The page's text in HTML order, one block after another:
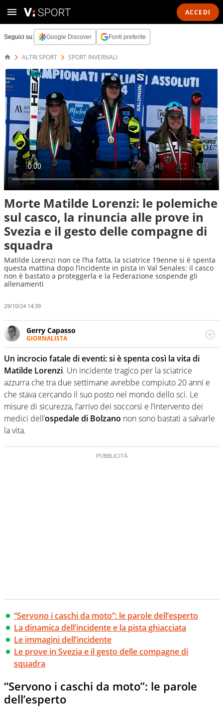
ACCEDI
Seguici su: Google Discover Fonti preferite
ALTRI SPORT SPORT INVERNALI
Morte Matilde Lorenzi: le polemiche
sul casco, la rinuncia alle prove in
Svezia e il gesto delle compagne di
squadra
Matilde Lorenzi non ce l’ha fatta, la sciatrice 19enne si è spenta
questa mattina dopo l’incidente in pista in Val Senales: il casco
non è bastato a proteggerla e la Federazione sospende gli
allenamenti
29/10/24 14:39
Gerry Capasso
GIORNALISTA
Per lui gli sport americani non hanno segreti: basket,
football, baseball e la capacità innata di trovare la notizia
dove altri non vedono granché
Un incrocio fatale di eventi: si è spenta così la vita di
Matilde Lorenzi. Un incidente tragico per la sciatrice
azzurra che tra due settimane avrebbe compiuto 20 anni e
che stava cercando il suo posto nel mondo dello sci. Le
misure di sicurezza, l’arrivo dei soccorsi e l’intervento dei
medici dell’ospedale di Bolzano non sono bastati a salvarle
la vita.
“Servono i caschi da moto”: le parole dell’esperto
La dinamica dell’incidente e la pista ghiacciata
Le immagini dell’incidente
Le prove in Svezia e il gesto delle compagne di
squadra
“Servono i caschi da moto”: le parole
dell’esperto